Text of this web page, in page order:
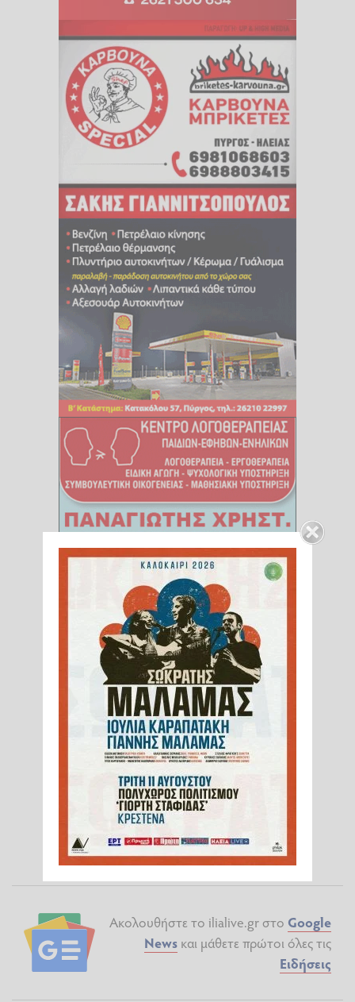
Ακολουθήστε το ilialive.gr στο Google
News και μάθετε πρώτοι όλες τις
Ειδήσεις